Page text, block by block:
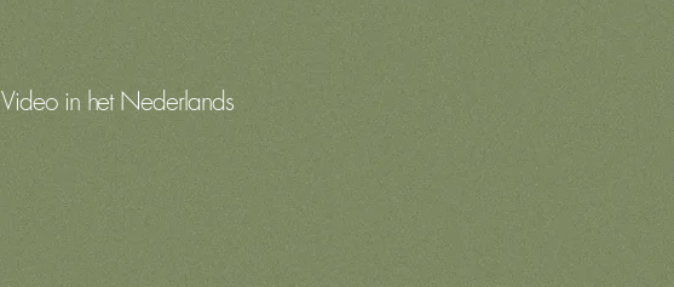
Video in het Nederlands
Video in het Nederlands